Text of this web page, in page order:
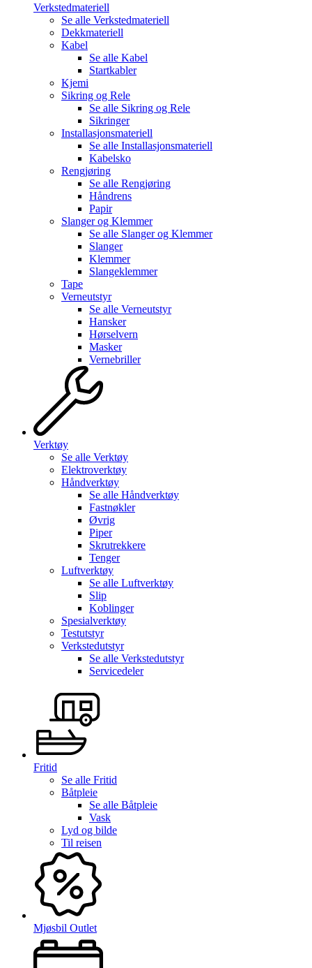
Verkstedmateriell
Se alle Verkstedmateriell
Dekkmateriell
Kabel
Se alle Kabel
Startkabler
Kjemi
Sikring og Rele
Se alle Sikring og Rele
Sikringer
Installasjonsmateriell
Se alle Installasjonsmateriell
Kabelsko
Rengjøring
Se alle Rengjøring
Håndrens
Papir
Slanger og Klemmer
Se alle Slanger og Klemmer
Slanger
Klemmer
Slangeklemmer
Tape
Verneutstyr
Se alle Verneutstyr
Hansker
Hørselvern
Masker
Vernebriller
Verktøy
Se alle Verktøy
Elektroverktøy
Håndverktøy
Se alle Håndverktøy
Fastnøkler
Øvrig
Piper
Skrutrekkere
Tenger
Luftverktøy
Se alle Luftverktøy
Slip
Koblinger
Spesialverktøy
Testutstyr
Verkstedutstyr
Se alle Verkstedutstyr
Servicedeler
Fritid
Se alle Fritid
Båtpleie
Se alle Båtpleie
Vask
Lyd og bilde
Til reisen
Mjøsbil Outlet